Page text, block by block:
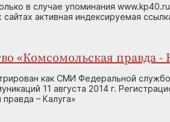
в случае упоминания
активная индексируемая
«Комсомольская правда -
как СМИ Федеральной
11 августа 2014 г.
– Калуга»